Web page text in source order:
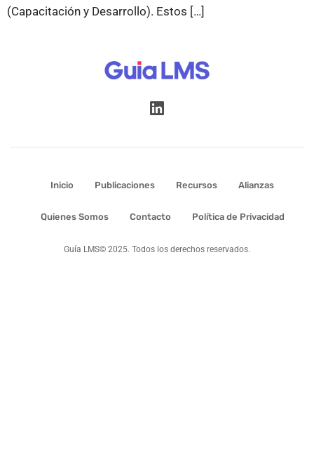
(Capacitación y Desarrollo). Estos […]
Inicio Publicaciones Recursos Alianzas
Quienes Somos Contacto Política de Privacidad
Guía LMS© 2025. Todos los derechos reservados.